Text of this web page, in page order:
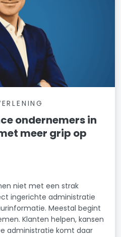
ondernemers in
meer grip op
niet met een strak
ingerichte administratie
Meestal begint
Klanten helpen, kansen
administratie komt daar